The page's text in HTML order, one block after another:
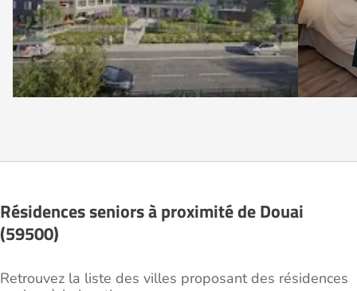
Résidences seniors à proximité de Douai
(59500)
Retrouvez la liste des villes proposant des résidences